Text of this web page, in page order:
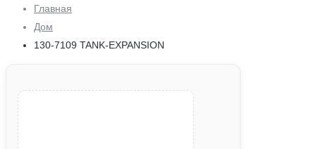
Главная
Дом
130-7109 TANK-EXPANSION